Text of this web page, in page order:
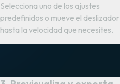
Selecciona uno de los ajustes
predefinidos o mueve el deslizador
hasta la velocidad que necesites.